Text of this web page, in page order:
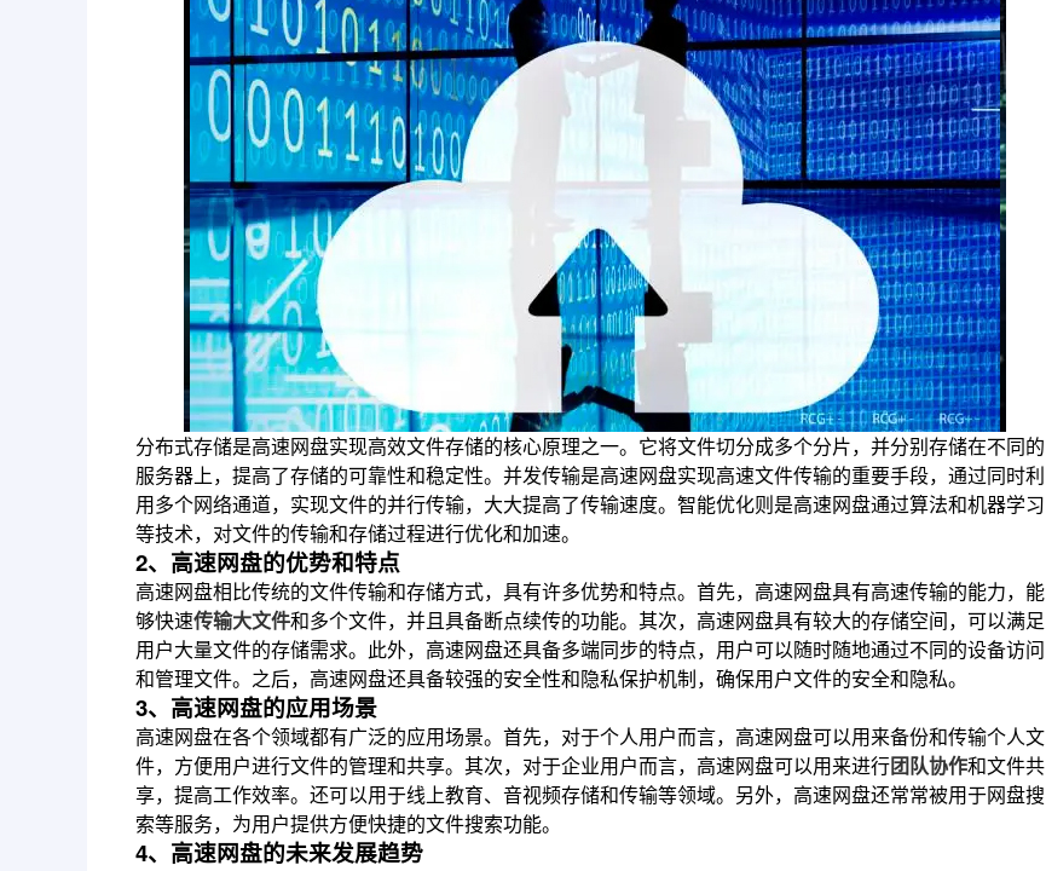
分布式存储是高速网盘实现高效文件存储的核心原理之一。它将文件切分成多个分片，并分别存储在不同的
服务器上，提高了存储的可靠性和稳定性。并发传输是高速网盘实现高速文件传输的重要手段，通过同时利
用多个网络通道，实现文件的并行传输，大大提高了传输速度。智能优化则是高速网盘通过算法和机器学习
等技术，对文件的传输和存储过程进行优化和加速。
2、高速网盘的优势和特点
高速网盘相比传统的文件传输和存储方式，具有许多优势和特点。首先，高速网盘具有高速传输的能力，能
够快速传输大文件和多个文件，并且具备断点续传的功能。其次，高速网盘具有较大的存储空间，可以满足
用户大量文件的存储需求。此外，高速网盘还具备多端同步的特点，用户可以随时随地通过不同的设备访问
和管理文件。之后，高速网盘还具备较强的安全性和隐私保护机制，确保用户文件的安全和隐私。
3、高速网盘的应用场景
高速网盘在各个领域都有广泛的应用场景。首先，对于个人用户而言，高速网盘可以用来备份和传输个人文
件，方便用户进行文件的管理和共享。其次，对于企业用户而言，高速网盘可以用来进行团队协作和文件共
享，提高工作效率。还可以用于线上教育、音视频存储和传输等领域。另外，高速网盘还常常被用于网盘搜
索等服务，为用户提供方便快捷的文件搜索功能。
4、高速网盘的未来发展趋势